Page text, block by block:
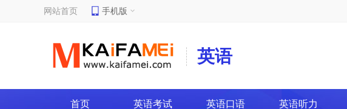
网站首页 手机版
英语
首页 英语考试 英语口语 英语听力